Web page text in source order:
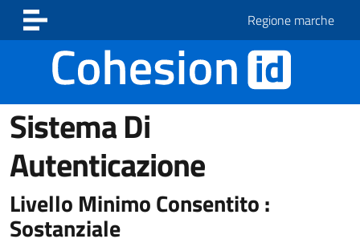
Vai ai contenuti
Vai al footer
Regione marche
Sistema Di
Autenticazione
Livello Minimo Consentito :
Sostanziale